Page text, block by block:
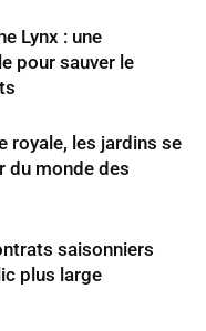
Lynx : une
pour sauver le
royale, les jardins se
du monde des
saisonniers
plus large